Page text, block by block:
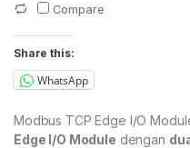
Compare
Share this:
WhatsApp
Modbus TCP Edge I/O
Edge I/O Module dengan